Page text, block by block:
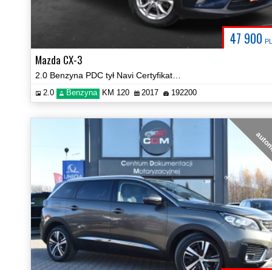
47 900
Mazda CX-3
2.0 Benzyna KM 120 2017 192200